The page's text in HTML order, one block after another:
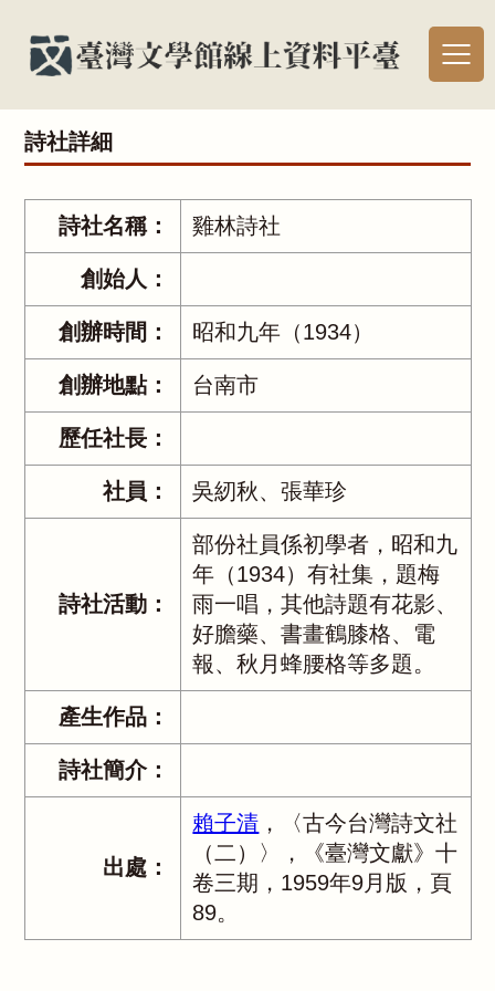
詩社詳細
詩社名稱： 雞林詩社
創始人：
創辦時間： 昭和九年（1934）
創辦地點： 台南市
歷任社長：
社員： 吳紉秋、張華珍
詩社活動：
部份社員係初學者，昭和九
年（1934）有社集，題梅
雨一唱，其他詩題有花影、
好膽藥、書畫鶴膝格、電
報、秋月蜂腰格等多題。
產生作品：
詩社簡介：
出處：
賴子清 ，〈古今台灣詩文社
（二）〉，《臺灣文獻》十
卷三期，1959年9月版，頁
89。